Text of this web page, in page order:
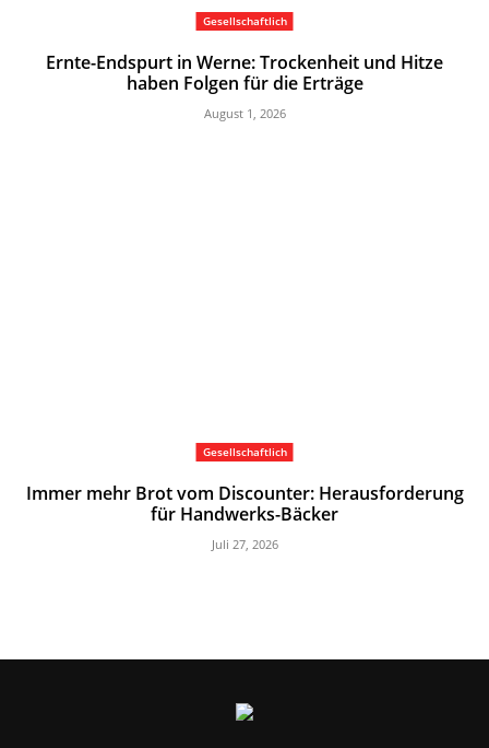
Gesellschaftlich
Ernte-Endspurt in Werne: Trockenheit und Hitze
haben Folgen für die Erträge
August 1, 2026
Gesellschaftlich
Immer mehr Brot vom Discounter: Herausforderung
für Handwerks-Bäcker
Juli 27, 2026